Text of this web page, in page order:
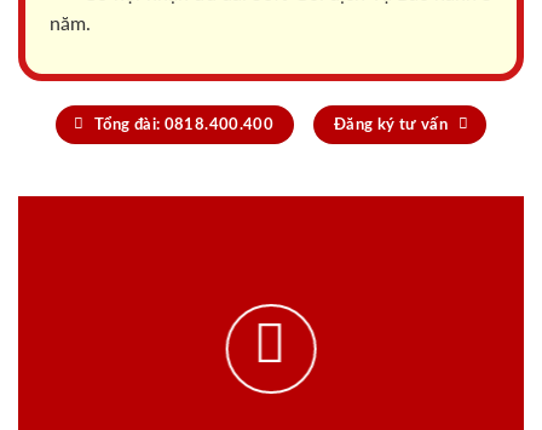
năm.
Tổng đài: 0818.400.400 Đăng ký tư vấn